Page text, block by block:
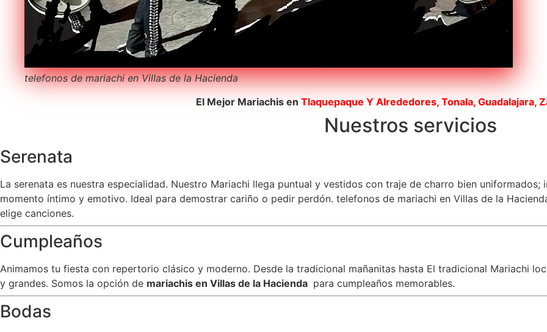
telefonos de mariachi en Villas de la Hacienda
El Mejor Mariachis en Tlaquepaque Y Alrededores, Tonala, Guadalajara,
Nuestros servicios
Serenata
La serenata es nuestra especialidad. Nuestro Mariachi llega puntual y vestidos con traje de charro bien
momento íntimo y emotivo. Ideal para demostrar cariño o pedir perdón. telefonos de mariachi en Villas de la
elige canciones.
Cumpleaños
Animamos tu fiesta con repertorio clásico y moderno. Desde la tradicional mañanitas hasta El tradicional Mariachi
y grandes. Somos la opción de mariachis en Villas de la Hacienda para cumpleaños memorables.
Bodas